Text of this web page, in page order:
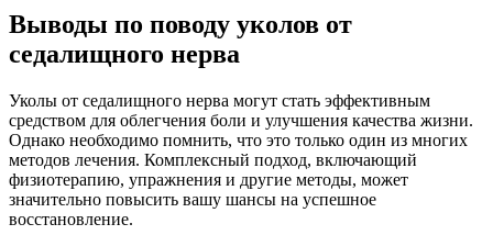
Выводы по поводу уколов от
седалищного нерва
Уколы от седалищного нерва могут стать эффективным
средством для облегчения боли и улучшения качества жизни.
Однако необходимо помнить, что это только один из многих
методов лечения. Комплексный подход, включающий
физиотерапию, упражнения и другие методы, может
значительно повысить вашу шансы на успешное
восстановление.